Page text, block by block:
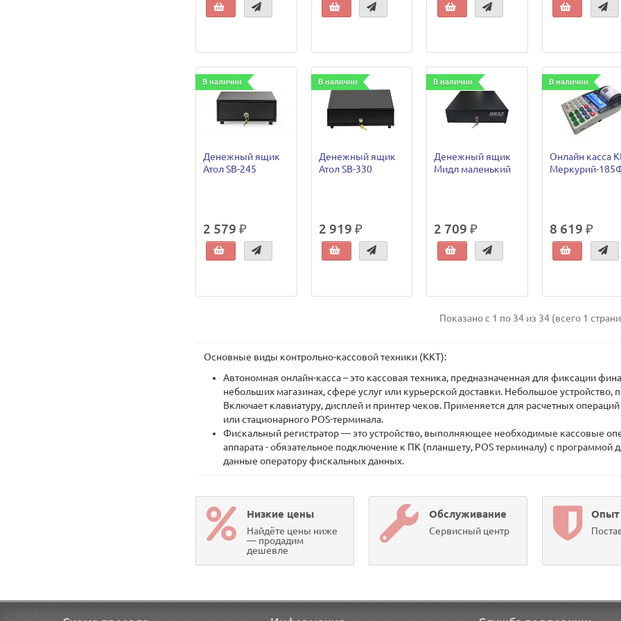
В наличии
Денежный ящик
Атол SB-245
2 579 ₽
В наличии
Денежный ящик
Атол SB-330
2 919 ₽
В наличии
Денежный ящик
Мидл маленький
2 709 ₽
В наличии
Онлайн касса
Меркурий-
8 619 ₽
Показано с 1 по 34 из 34 (всего 1
Основные виды контрольно-кассовой техники (ККТ):
Автономная онлайн-касса – это кассовая техника, предназначенная для фиксации
небольших магазинах, сфере услуг или курьерской доставки. Небольшое устройство,
Включает клавиатуру, дисплей и принтер чеков. Применяется для расчетных
или стационарного POS-терминала.
Фискальный регистратор — это устройство, выполняющее необходимые кассовые
аппарата - обязательное подключение к ПК (планшету, POS терминалу) с
данные оператору фискальных данных.
Низкие цены
Найдёте цены ниже
— продадим
дешевле
Обслуживание
Сервисный центр
Опыт